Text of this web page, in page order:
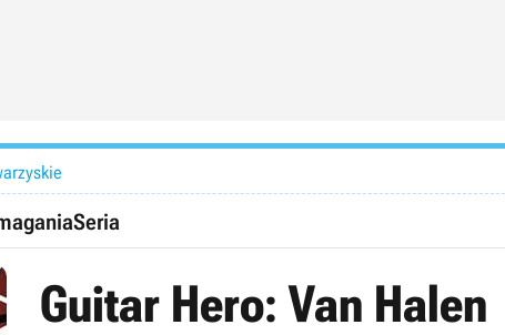
Seria
Guitar Hero: Van Halen